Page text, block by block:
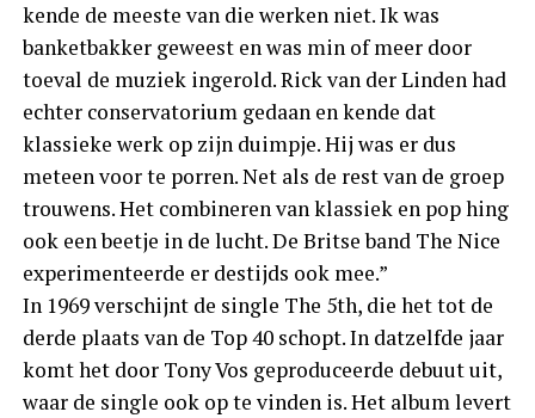
kende de meeste van die werken niet. Ik was
banketbakker geweest en was min of meer door
toeval de muziek ingerold. Rick van der Linden had
echter conservatorium gedaan en kende dat
klassieke werk op zijn duimpje. Hij was er dus
meteen voor te porren. Net als de rest van de groep
trouwens. Het combineren van klassiek en pop hing
ook een beetje in de lucht. De Britse band The Nice
experimenteerde er destijds ook mee.”
In 1969 verschijnt de single The 5th, die het tot de
derde plaats van de Top 40 schopt. In datzelfde jaar
komt het door Tony Vos geproduceerde debuut uit,
waar de single ook op te vinden is. Het album levert